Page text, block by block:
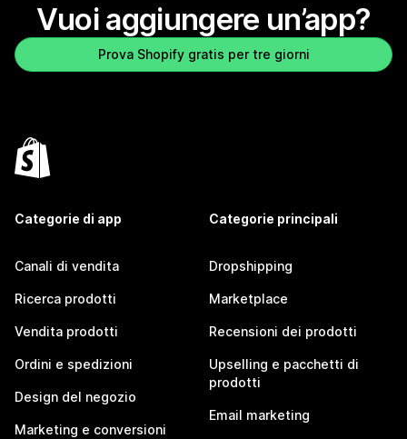
Vuoi aggiungere un’app?
Prova Shopify gratis per tre giorni
Categorie di app
Canali di vendita
Ricerca prodotti
Vendita prodotti
Ordini e spedizioni
Design del negozio
Marketing e conversioni
Categorie principali
Dropshipping
Marketplace
Recensioni dei prodotti
Upselling e pacchetti di
prodotti
Email marketing